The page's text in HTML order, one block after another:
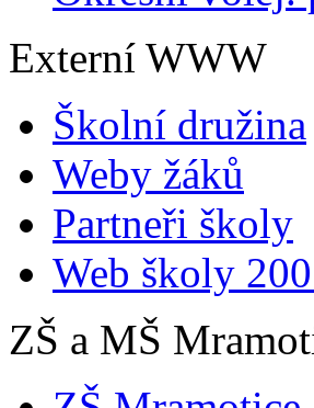
Externí WWW
Školní družina
Weby žáků
Partneři školy
Web školy
ZŠ a MŠ